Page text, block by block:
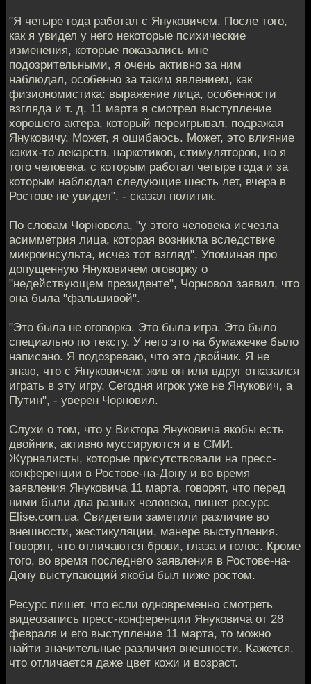
"Я четыре года работал с Януковичем. После того,
как я увидел у него некоторые психические
изменения, которые показались мне
подозрительными, я очень активно за ним
наблюдал, особенно за таким явлением, как
физиономистика: выражение лица, особенности
взгляда и т. д. 11 марта я смотрел выступление
хорошего актера, который переигрывал, подражая
Януковичу. Может, я ошибаюсь. Может, это влияние
каких-то лекарств, наркотиков, стимуляторов, но я
того человека, с которым работал четыре года и за
которым наблюдал следующие шесть лет, вчера в
Ростове не увидел", - сказал политик.
По словам Чорновола, "у этого человека исчезла
асимметрия лица, которая возникла вследствие
микроинсульта, исчез тот взгляд". Упоминая про
допущенную Януковичем оговорку о
"недействующем президенте", Чорновол заявил, что
она была "фальшивой".
"Это была не оговорка. Это была игра. Это было
специально по тексту. У него это на бумажечке было
написано. Я подозреваю, что это двойник. Я не
знаю, что с Януковичем: жив он или вдруг отказался
играть в эту игру. Сегодня игрок уже не Янукович, а
Путин", - уверен Чорновил.
Слухи о том, что у Виктора Януковича якобы есть
двойник, активно муссируются и в СМИ.
Журналисты, которые присутствовали на пресс-
конференции в Ростове-на-Дону и во время
заявления Януковича 11 марта, говорят, что перед
ними были два разных человека, пишет ресурс
Elise.com.ua. Свидетели заметили различие во
внешности, жестикуляции, манере выступления.
Говорят, что отличаются брови, глаза и голос. Кроме
того, во время последнего заявления в Ростове-на-
Дону выступающий якобы был ниже ростом.
Ресурс пишет, что если одновременно смотреть
видеозапись пресс-конференции Януковича от 28
февраля и его выступление 11 марта, то можно
найти значительные различия внешности. Кажется,
что отличается даже цвет кожи и возраст.